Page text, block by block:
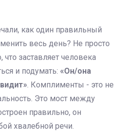
как один правильный
весь день? Не просто
что заставляет человека
и подумать: «Он/она
. Комплименты - это не
Это мост между
правильно, он
хвалебной речи.